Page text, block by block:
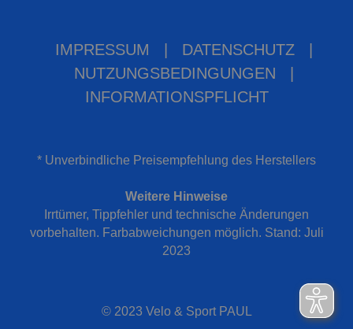
IMPRESSUM DATENSCHUTZ
NUTZUNGSBEDINGUNGEN
INFORMATIONSPFLICHT
* Unverbindliche Preisempfehlung des Herstellers
Weitere Hinweise
Irrtümer, Tippfehler und technische Änderungen
vorbehalten. Farbabweichungen möglich. Stand: Juli
2023
© 2023 Velo & Sport PAUL